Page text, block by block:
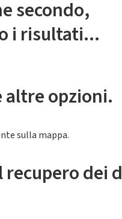
secondo,
i risultati...
altre opzioni.
sulla mappa.
recupero dei